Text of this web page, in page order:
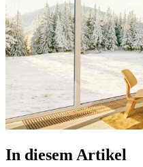
In diesem Artikel